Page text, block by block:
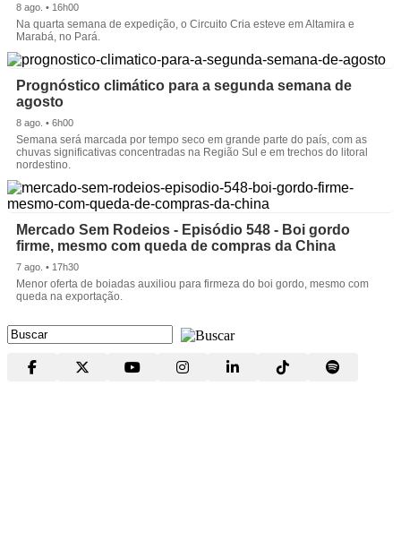
8 ago. • 16h00
Na quarta semana de expedição, o Circuito Cria esteve em Altamira e
Marabá, no Pará.
Prognóstico climático para a segunda semana de
agosto
8 ago. • 6h00
Semana será marcada por tempo seco em grande parte do país, com as
chuvas significativas concentradas na Região Sul e em trechos do litoral
nordestino.
Mercado Sem Rodeios - Episódio 548 - Boi gordo
firme, mesmo com queda de compras da China
7 ago. • 17h30
Menor oferta de boiadas auxiliou para firmeza do boi gordo, mesmo com
queda na exportação.